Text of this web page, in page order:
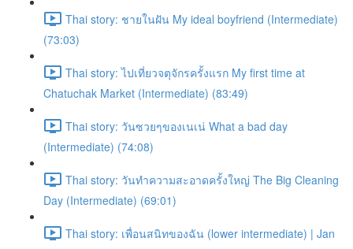
Thai story: ชายในฝัน My ideal boyfriend (Intermediate)
(73:03)
Thai story: ไปเที่ยวจตุจักรครั้งแรก My first time at
Chatuchak Market (Intermediate) (83:49)
Thai story: วันซวยๆของเนเน่ What a bad day
(Intermediate) (74:08)
Thai story: วันทำความสะอาดครั้งใหญ่ The Big Cleaning
Day (Intermediate) (69:01)
Thai story: เพื่อนสนิทของฉัน (lower intermediate) | Jan